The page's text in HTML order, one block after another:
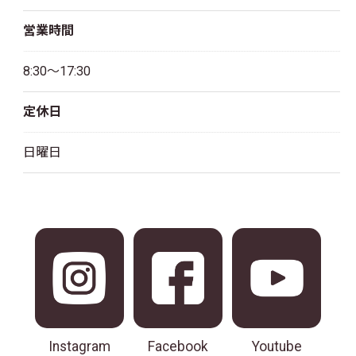
営業時間
8:30～17:30
定休日
日曜日
Instagram Facebook Youtube